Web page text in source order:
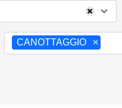
×
CANOTTAGGIO